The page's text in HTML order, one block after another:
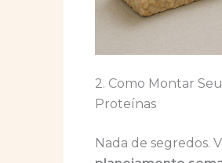
2. Como Montar
Proteínas
Nada de segredos.